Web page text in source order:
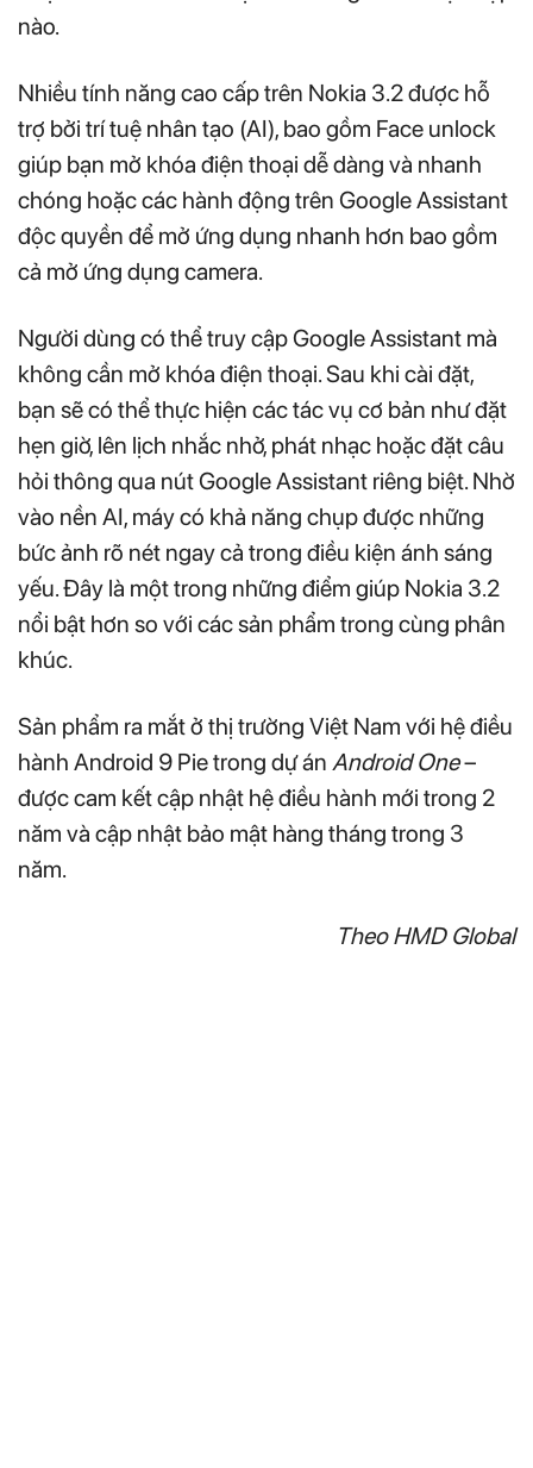
nào.
Nhiều tính năng cao cấp trên Nokia 3.2 được hỗ
trợ bởi trí tuệ nhân tạo (AI), bao gồm Face unlock
giúp bạn mở khóa điện thoại dễ dàng và nhanh
chóng hoặc các hành động trên Google Assistant
độc quyền để mở ứng dụng nhanh hơn bao gồm
cả mở ứng dụng camera.
Người dùng có thể truy cập Google Assistant mà
không cần mở khóa điện thoại. Sau khi cài đặt,
bạn sẽ có thể thực hiện các tác vụ cơ bản như đặt
hẹn giờ, lên lịch nhắc nhở, phát nhạc hoặc đặt câu
hỏi thông qua nút Google Assistant riêng biệt. Nhờ
vào nền AI, máy có khả năng chụp được những
bức ảnh rõ nét ngay cả trong điều kiện ánh sáng
yếu. Đây là một trong những điểm giúp Nokia 3.2
nổi bật hơn so với các sản phẩm trong cùng phân
khúc.
Sản phẩm ra mắt ở thị trường Việt Nam với hệ điều
hành Android 9 Pie trong dự án Android One–
được cam kết cập nhật hệ điều hành mới trong 2
năm và cập nhật bảo mật hàng tháng trong 3
năm.
Theo HMD Global